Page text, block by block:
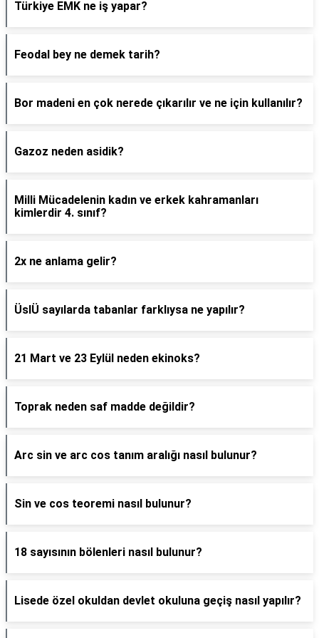
Türkiye EMK ne iş yapar?
Feodal bey ne demek tarih?
Bor madeni en çok nerede çıkarılır ve ne için kullanılır?
Gazoz neden asidik?
Milli Mücadelenin kadın ve erkek kahramanları
kimlerdir 4. sınıf?
2x ne anlama gelir?
ÜslÜ sayılarda tabanlar farklıysa ne yapılır?
21 Mart ve 23 Eylül neden ekinoks?
Toprak neden saf madde değildir?
Arc sin ve arc cos tanım aralığı nasıl bulunur?
Sin ve cos teoremi nasıl bulunur?
18 sayısının bölenleri nasıl bulunur?
Lisede özel okuldan devlet okuluna geçiş nasıl yapılır?